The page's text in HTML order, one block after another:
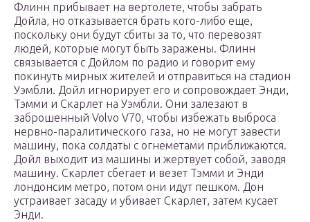
Флинн прибывает на вертолете, чтобы забрать
Дойла, но отказывается брать кого-либо еще,
поскольку они будут сбиты за то, что перевозят
людей, которые могут быть заражены. Флинн
связывается с Дойлом по радио и говорит ему
покинуть мирных жителей и отправиться на стадион
Уэмбли. Дойл игнорирует его и сопровождает Энди,
Тэмми и Скарлет на Уэмбли. Они залезают в
заброшенный Volvo V70, чтобы избежать выброса
нервно-паралитического газа, но не могут завести
машину, пока солдаты с огнеметами приближаются.
Дойл выходит из машины и жертвует собой, заводя
машину. Скарлет сбегает и везет Тэмми и Энди
лондонсим метро, потом они идут пешком. Дон
устраивает засаду и убивает Скарлет, затем кусает
Энди.